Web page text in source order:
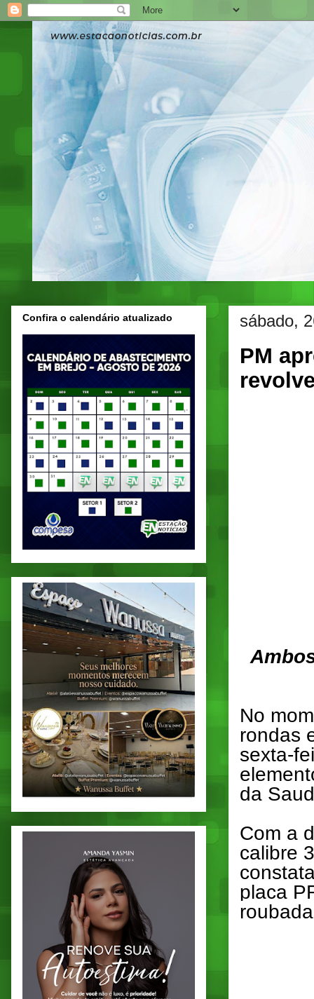
sábado,
PM
No
rondas
sexta-
da
Com a
calibre
placa
Confira o calendário atualizado